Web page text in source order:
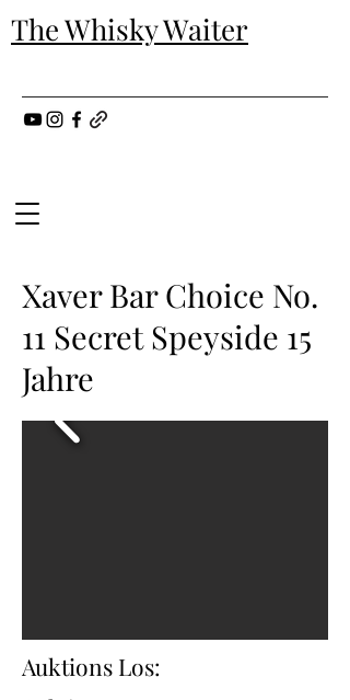
The Whisky Waiter
Xaver Bar Choice No.
11 Secret Speyside 15
Jahre
Auktions Los: